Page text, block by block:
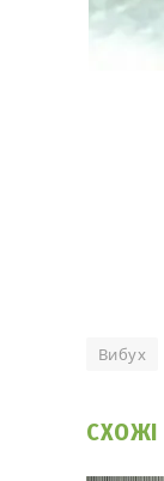
Вибух
СХОЖІ